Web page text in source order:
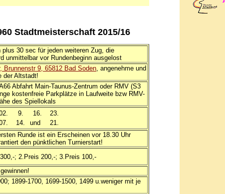
Stadtmeisterschaft 2015/16
30 sec für jeden weiteren Zug, die
unmittelbar vor Rundenbeginn ausgelost
Brunnenstr 9, 65812 Bad Soden , angenehme und
der Altstadt!
Abfahrt Main-Taunus-Zentrum oder RMV (S3
kostenfreie Parkplätze in Laufweite bzw RMV-
des Spiellokals
9. 16.
23.
14. und 21.
Runde ist ein Erscheinen vor 18.30 Uhr
den pünktlichen Turnierstart!
; 2.Preis 200,-; 3.Preis 100,-
1899-1700, 1699-1500, 1499 u.weniger mit je